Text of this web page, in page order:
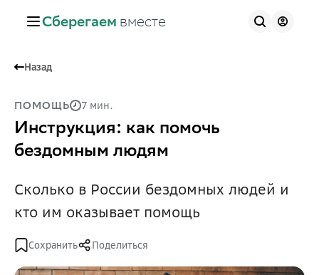
Сберегаем вместе
Назад
ПОМОЩЬ 7 мин.
Инструкция: как помочь
бездомным людям
Сколько в России бездомных людей и
кто им оказывает помощь
Сохранить Поделиться